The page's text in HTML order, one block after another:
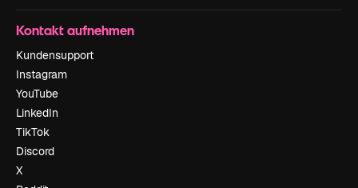
Kontakt aufnehmen
Kundensupport
Instagram
YouTube
LinkedIn
TikTok
Discord
X